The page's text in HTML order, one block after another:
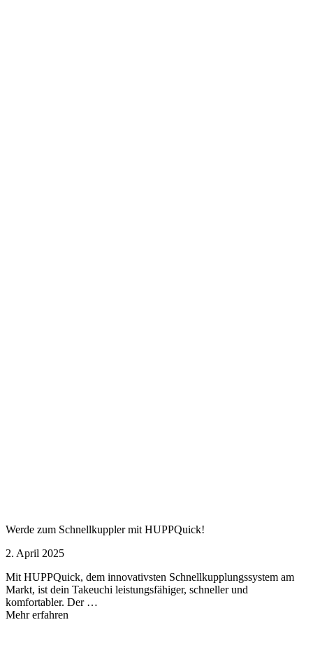
Werde zum Schnellkuppler mit HUPPQuick!
2. April 2025
Mit HUPPQuick, dem innovativsten Schnell­kupplungs­system am
Markt, ist dein Takeuchi leistungsfähiger, schneller und
komfortabler. Der …
Mehr erfahren